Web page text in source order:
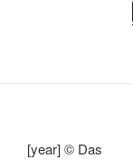
[year] © Das